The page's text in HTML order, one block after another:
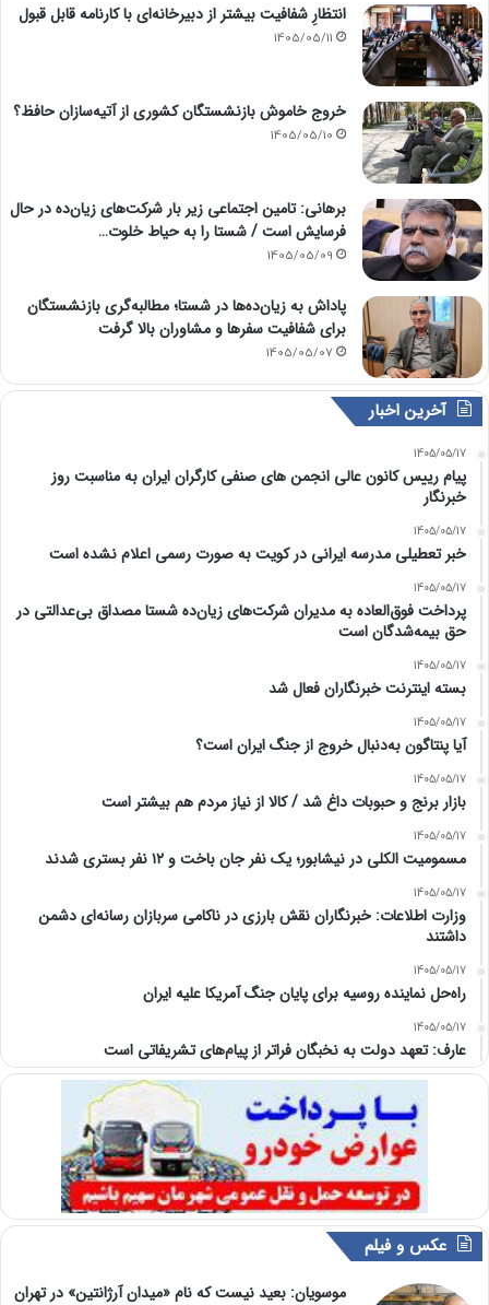
انتظارِ شفافیت بیشتر از دبیرخانه‌ای با کارنامه قابل قبول
1405/05/11
خروج خاموش بازنشستگان کشوری از آتیه‌سازان حافظ؟
1405/05/10
برهانی: تامین اجتماعی زیر بار شرکت‌های زیان‌ده در حال
فرسایش است / شستا را به حیاط خلوت…
1405/05/09
پاداش به زیان‌ده‌ها در شستا؛ مطالبه‌گری بازنشستگان
برای شفافیت سفرها و مشاوران بالا گرفت
1405/05/07
آخرین اخبار
1405/05/17
پیام رییس کانون عالی انجمن های صنفی کارگران ایران به مناسبت روز
خبرنگار
1405/05/17
خبر تعطیلی مدرسه ایرانی در کویت به صورت رسمی اعلام نشده است
1405/05/17
پرداخت فوق‌العاده به مدیران شرکت‌های زیان‌ده شستا مصداق بی‌عدالتی در
حق بیمه‌شدگان است
1405/05/17
بسته اینترنت خبرنگاران فعال شد
1405/05/17
آیا پنتاگون به‌دنبال خروج از جنگ ایران است؟
1405/05/17
بازار برنج و حبوبات داغ شد / کالا از نیاز مردم هم بیشتر است
1405/05/17
مسمومیت الکلی در نیشابور؛ یک نفر جان باخت و ۱۲ نفر بستری شدند
1405/05/17
وزارت اطلاعات: خبرنگاران نقش بارزی در ناکامی سربازان رسانه‌ای دشمن
داشتند
1405/05/17
راه‌حل نماینده روسیه برای پایان جنگ آمریکا علیه ایران
1405/05/17
عارف: تعهد دولت به نخبگان فراتر از پیام‎‌های تشریفاتی است
عکس و فیلم
موسویان: بعید نیست که نام «میدان آرژانتین» در تهران